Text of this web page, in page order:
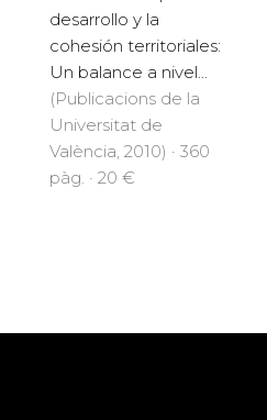
desarrollo y la
cohesión territoriales:
Un balance a nivel...
(Publicacions de la
Universitat de
València, 2010) · 360
pàg. · 20 €